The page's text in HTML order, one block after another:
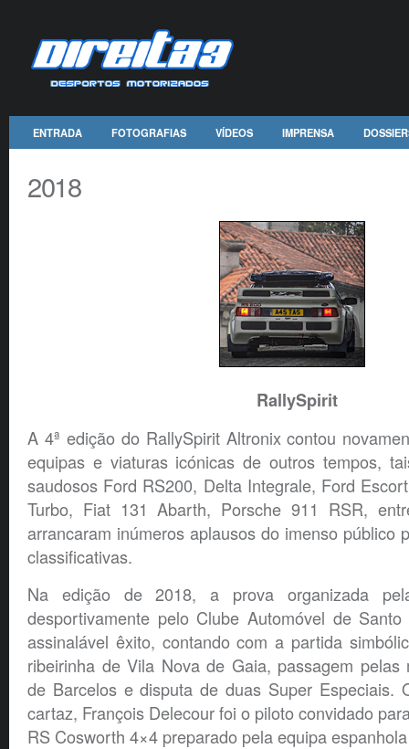
ENTRADA FOTOGRAFIAS VÍDEOS IMPRENSA
2018
RallySpirit
A 4ª edição do RallySpirit Altronix contou
equipas e viaturas icónicas de outros tempos,
saudosos Ford RS200, Delta Integrale, Ford
Turbo, Fiat 131 Abarth, Porsche 911 RSR,
arrancaram inúmeros aplausos do imenso público
classificativas.
Na edição de 2018, a prova organizada
desportivamente pelo Clube Automóvel de
assinalável êxito, contando com a partida
ribeirinha de Vila Nova de Gaia, passagem pelas
de Barcelos e disputa de duas Super Especiais.
cartaz, François Delecour foi o piloto convidado
RS Cosworth 4×4 preparado pela equipa